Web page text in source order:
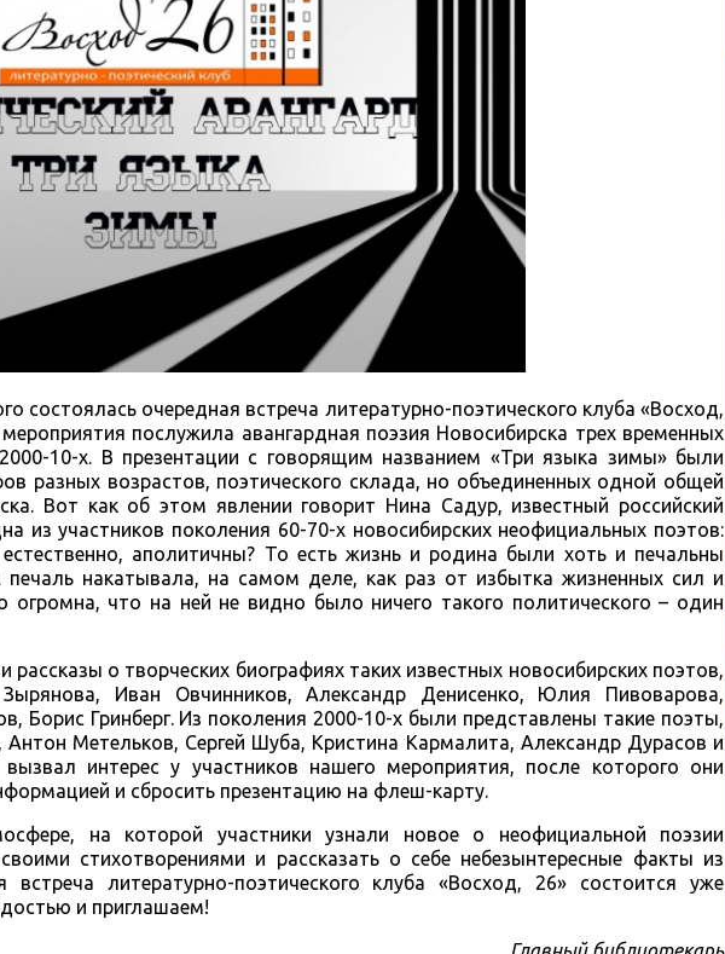
состоялась очередная встреча литературно-поэтического клуба «Восход,
послужила авангардная поэзия Новосибирска трех временных
10-х. В презентации с говорящим названием «Три языка зимы» были
разных возрастов, поэтического склада, но объединенных одной общей
Вот как об этом явлении говорит Нина Садур, известный российский
из участников поколения 60-70-х новосибирских неофициальных поэтов:
аполитичны? То есть жизнь и родина были хоть и печальны
накатывала, на самом деле, как раз от избытка жизненных сил и
огромна, что на ней не видно было ничего такого политического – один
рассказы о творческих биографиях таких известных новосибирских поэтов,
Иван Овчинников, Александр Денисенко, Юлия Пивоварова,
Борис Гринберг. Из поколения 2000-10-х были представлены такие поэты,
Метельков, Сергей Шуба, Кристина Кармалита, Александр Дурасов и
интерес у участников нашего мероприятия, после которого они
и сбросить презентацию на флеш-карту.
на которой участники узнали новое о неофициальной поэзии
стихотворениями и рассказать о себе небезынтересные факты из
литературно-поэтического клуба «Восход, 26» состоится уже
и приглашаем!